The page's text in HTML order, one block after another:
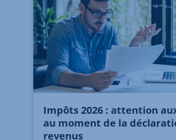
Impôts 2026 : attention
au moment de la
revenus